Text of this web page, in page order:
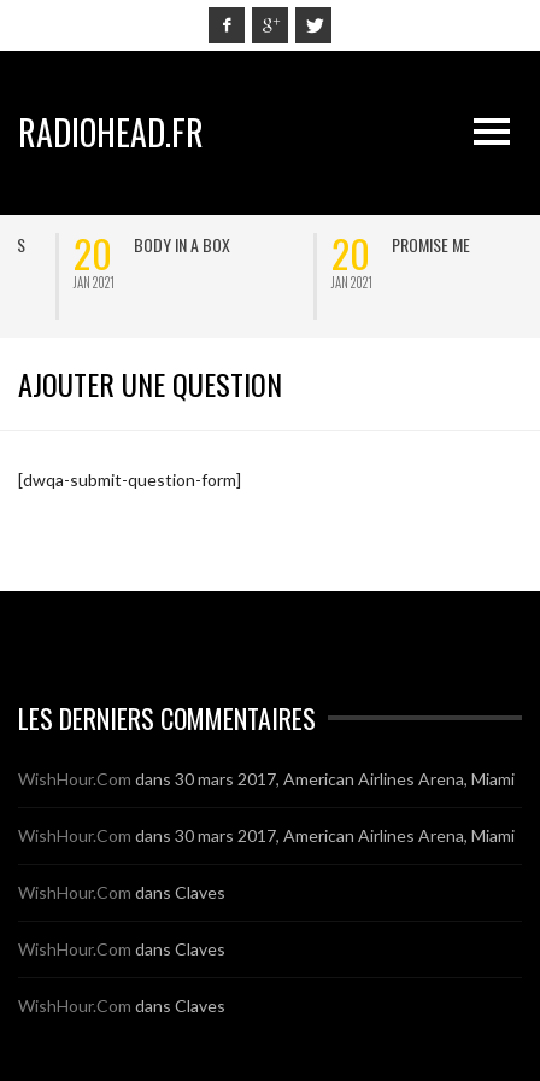
RADIOHEAD.FR
BODY IN A BOX PROMISE ME
AJOUTER UNE QUESTION
[dwqa-submit-question-form]
LES DERNIERS COMMENTAIRES
WishHour.Com dans 30 mars 2017, American Airlines Arena, Miami
WishHour.Com dans 30 mars 2017, American Airlines Arena, Miami
WishHour.Com dans Claves
WishHour.Com dans Claves
WishHour.Com dans Claves